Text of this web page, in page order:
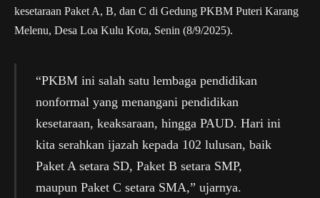
kesetaraan Paket A, B, dan C di Gedung PKBM Puteri Karang
Melenu, Desa Loa Kulu Kota, Senin (8/9/2025).
“PKBM ini salah satu lembaga pendidikan
nonformal yang menangani pendidikan
kesetaraan, keaksaraan, hingga PAUD. Hari ini
kita serahkan ijazah kepada 102 lulusan, baik
Paket A setara SD, Paket B setara SMP,
maupun Paket C setara SMA,” ujarnya.